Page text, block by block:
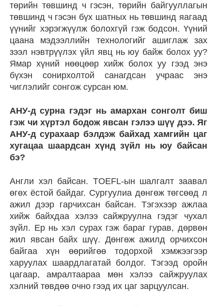
төрийн төвшинд ч гэсэн, төрийн байгууллагын
төвшинд ч гэсэн бүх шатных нь төвшинд яагаад
үүнийг хэрэгжүүлж болохгүй гэж бодсон. Үүний
цаана мэдээллийн технологийг ашиглаж зах
зээл нэвтрүүлэх үйл явц нь юу байж болох уу?
Ямар хүний нөөцөөр хийж болох уу гээд энэ
бүхэн сонирхолтой санагдсан учраас энэ
чиглэлийг сонгож сурсан юм.
АНУ-д сурна гэдэг нь амархан сонголт биш
гэж чи хүртэл бодож явсан гэлээ шүү дээ. Яг
АНУ-д сурахаар бэлдэж байхад хамгийн цаг
хугацаа шаардсан хүнд зүйл нь юу байсан
бэ?
Англи хэл байсан. TOEFL-ын шалгалт заавал
өгөх ёстой байдаг. Сургуулиа дөнгөж төгсөөд л
ажил дээр гарчихсан байсан. Тэгэхээр ажлаа
хийж байхдаа хэлээ сайжруулна гэдэг чухал
зүйл. Ер нь хэл сурах гэж бараг гурав, дөрвөн
жил явсан байх шүү. Дөнгөж ажилд орчихсон
байгаа хүн өөрийгөө тодорхой хэмжээгээр
харуулах шаардлагатай болдог. Тэгээд оройн
цагаар, амралтаараа мөн хэлээ сайжруулах
хэлний төвдөө очно гээд их цаг зарцуулсан.